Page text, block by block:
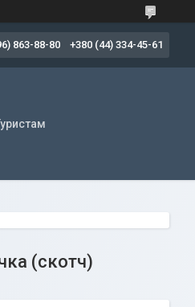
863-88-80 +380 (44) 334-45-61
(скотч)